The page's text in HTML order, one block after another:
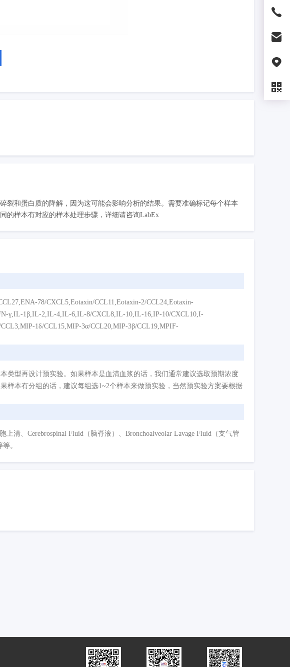
裂和蛋白质的降解，因为这可能会影响分析的结果。需要准确标记每个样本
的样本有对应的样本处理步骤，详细请咨询LabEx
78/CXCL5,Eotaxin/CCL11,Eotaxin-2/CCL24,Eotaxin-
γ,IL-1β,IL-2,IL-4,IL-6,IL-8/CXCL8,IL-10,IL-16,IP-10/CXCL10,I-
1δ/CCL15,MIP-3α/CCL20,MIP-3β/CCL19,MPIF-
类型再设计预实验。如果样本是血清血浆的话，我们通常建议选取预期浓度
样本有分组的话，建议每组选1~2个样本来做预实验，当然预实验方案要根据
清、Cerebrospinal Fluid（脑脊液）、Bronchoalveolar Lavage Fluid（支气管
。